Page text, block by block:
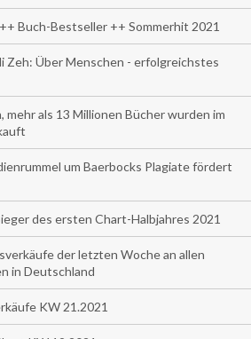
Buch-Bestseller ++ Sommerhit 2021
Zeh: Über Menschen - erfolgreichstes
mehr als 13 Millionen Bücher wurden im
um Baerbocks Plagiate fördert
des ersten Chart-Halbjahres 2021
der letzten Woche an allen
in Deutschland
KW 21.2021